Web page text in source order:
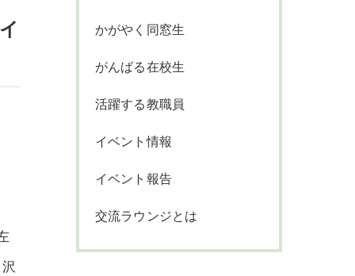
かがやく同窓生
がんばる在校生
活躍する教職員
イベント情報
イベント報告
交流ラウンジとは